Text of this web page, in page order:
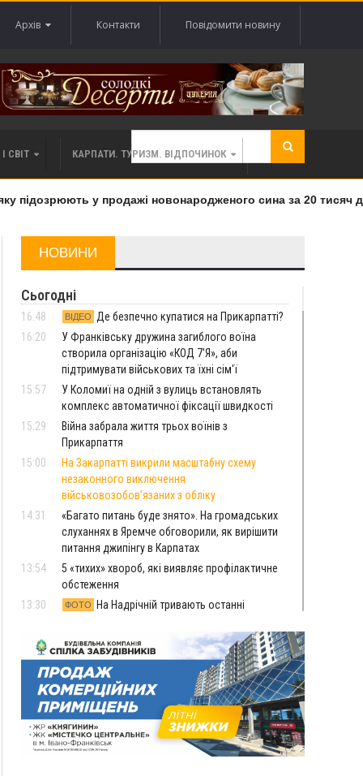
Архів Контакти Повідомити новину
СВІТ КАРПАТИ. ТУРИЗМ. ВІДПОЧИНОК
у продажі новонародженого сина за 20 тисяч
НОВИНИ
Сьогодні
16:48 ВІДЕО
Де безпечно купатися на Прикарпатті?
16:20
У Франківську дружина загиблого воїна
створила організацію «КОД 7'Я», аби
підтримувати військових та їхні сім'ї
15:57
У Коломиї на одній з вулиць встановлять
комплекс автоматичної фіксації швидкості
15:29
Війна забрала життя трьох воїнів з
Прикарпаття
15:00
На Закарпатті викрили масштабну схему
незаконного виключення
військовозобов’язаних з обліку
14:31
«Багато питань буде знято». На громадських
слуханнях в Яремче обговорили, як вирішити
питання джипінгу в Карпатах
13:54
5 «тихих» хвороб, які виявляє профілактичне
обстеження
13:30
ФОТО
На Надрічній тривають останні
12:57
У Франківську зафіксували найбільшу спеку за
всю історію спостережень
12:24
Лікування наркоманії Київ: чому важливо
розпочати терапію якомога раніше
12:00
Франківця, який у Косові викрав за магазину
понад 640 тисяч гривень у валюті, засудили до
5 років